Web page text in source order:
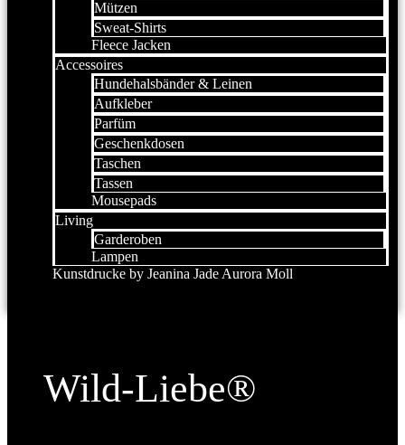
Mützen
Sweat-Shirts
Fleece Jacken
Accessoires
Hundehalsbänder & Leinen
Aufkleber
Parfüm
Geschenkdosen
Taschen
Tassen
Mousepads
Living
Garderoben
Lampen
Kunstdrucke by Jeanina Jade Aurora Moll
Wild-Liebe®